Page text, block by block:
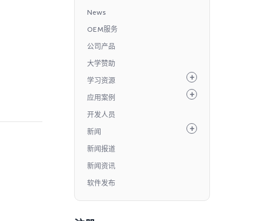
News
OEM服务
公司产品
大学赞助
学习资源
应用案例
开发人员
新闻
新闻报道
新闻资讯
软件发布